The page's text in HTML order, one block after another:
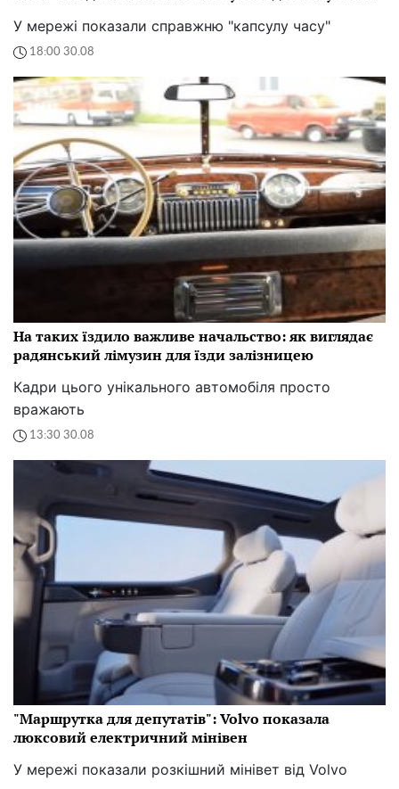
У мережі показали справжню "капсулу часу"
18:00 30.08
На таких їздило важливе начальство: як виглядає
радянський лімузин для їзди залізницею
Кадри цього унікального автомобіля просто
вражають
13:30 30.08
"Маршрутка для депутатів": Volvo показала
люксовий електричний мінівен
У мережі показали розкішний мінівет від Volvo